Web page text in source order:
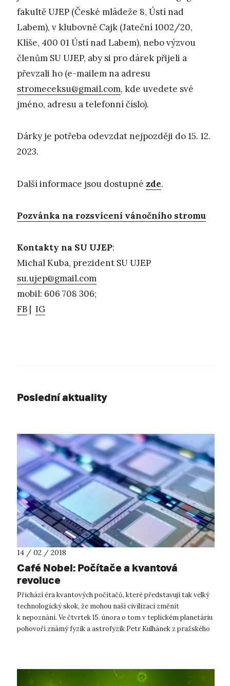
fakultě UJEP (České mládeže 8, Ústí nad
Labem), v klubovně Cajk (Jateční 1002/20,
Klíše, 400 01 Ústí nad Labem), nebo výzvou
členům SU UJEP, aby si pro dárek přijeli a
převzali ho (e-mailem na adresu
stromeceksu@gmail.com, kde uvedete své
jméno, adresu a telefonní číslo).
Dárky je potřeba odevzdat nejpozději do 15. 12.
2023.
Další informace jsou dostupné zde.
Pozvánka na rozsvícení vánočního stromu
Kontakty na SU UJEP:
Michal Kuba, prezident SU UJEP
su.ujep@gmail.com
mobil: 606 708 306;
FB | IG
Poslední aktuality
14 / 02 / 2018
Café Nobel: Počítače a kvantová
revoluce
Přichází éra kvantových počítačů, které představují tak velký
technologický skok, že mohou naši civilizaci změnit
k nepoznání. Ve čtvrtek 15. února o tom v teplickém planetáriu
pohovoří známý fyzik a astrofyzik Petr Kulhánek z pražského